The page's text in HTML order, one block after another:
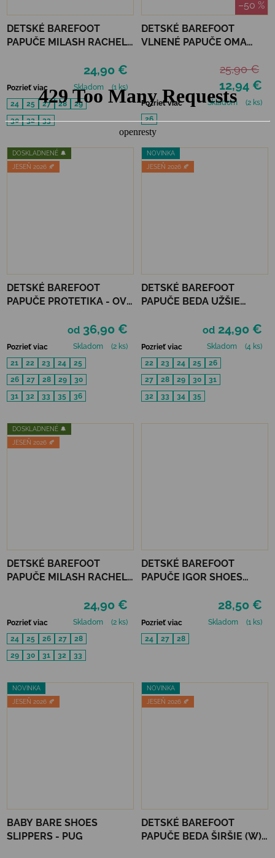
DETSKÉ BAREFOOT
PAPUČE MILASH RACHEL -
24,90 €
Pozrieť viac Skladom
(1 ks)
24
25 27 28
29
30
32 33
–50 %
DETSKÉ BAREFOOT
VLNENÉ PAPUČE OMA
12,94 €
25,90 €
Pozrieť viac Skladom
(2 ks)
26
DOSKLADNENÉ 🔔
JESEŇ 2026 🍂
DETSKÉ BAREFOOT
PAPUČE PROTETIKA - OVE
od 36,90 €
Pozrieť viac Skladom
(2 ks)
21
22 23 24
25
26
27 28 29
30
31
32 33 35 36
NOVINKA
JESEŇ 2026 🍂
DETSKÉ BAREFOOT
PAPUČE BEDA UŽŠIE
od 24,90 €
Pozrieť viac Skladom
(4 ks)
22
23 24 25
26
27
28 29 30
31
32
33 34 35
DOSKLADNENÉ 🔔
JESEŇ 2026 🍂
DETSKÉ BAREFOOT
PAPUČE MILASH RACHEL -
24,90 €
Pozrieť viac Skladom
(2 ks)
24
25 26 27
28
29
30 31 32 33
DETSKÉ BAREFOOT
PAPUČE IGOR SHOES
28,50 €
Pozrieť viac Skladom
(1 ks)
24
27 28
NOVINKA
JESEŇ 2026 🍂
BABY BARE SHOES
SLIPPERS - PUG
NOVINKA
JESEŇ 2026 🍂
DETSKÉ BAREFOOT
PAPUČE BEDA ŠIRŠIE (W)